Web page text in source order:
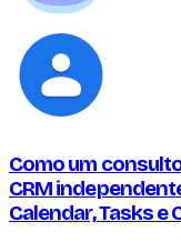
Como um
CRM
Calendar, Tasks